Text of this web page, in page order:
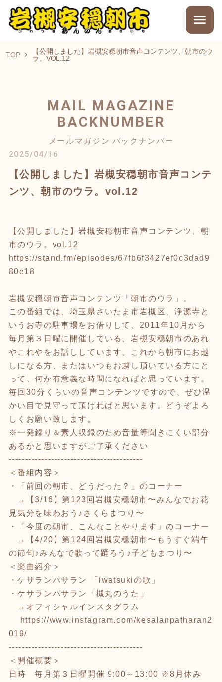
TOP
【公開しました】岩槻安穏朝市音声コンテンツ、朝市のウ
ラ。VOL.12
MAIL MAGAZINE
BACKNUMBER
メールマガジン バックナンバー
2025/04/16
【公開しました】岩槻安穏朝市音声コンテ
ンツ、朝市のウラ。vol.12
【公開しました】岩槻安穏朝市音声コンテンツ、朝
市のウラ。vol.12
https://stand.fm/episodes/67fb6f3427ef0c3dad9
80e18
岩槻安穏朝市音声コンテンツ「朝市のウラ」。
この番組では、埼玉県さいたま市岩槻区、浄源寺と
いうお寺の駐車場をお借りして、2011年10月から
毎月第３日曜に開催している、岩槻安穏朝市のあれ
やこれやをお話ししています。これから朝市にお越
しになる方、またはいつもお越し頂いている方にと
って、何か有意義な時間になればと思っています。
毎回30分くらいの音声コンテンツですので、ぜひ温
かい目で見守って頂ければと思います。どうぞよろ
しくお願い致します。
※一発録り＆素人収録のため音量等聞きにくい部分
あるかと思いますがご了承ください
-----------------------------------------
＜番組内容＞
・「前回の朝市、どうだった？」のコーナー
→【3/16】第123回岩槻安穏朝市〜みんなでお花
見気分を味わおう♪さくらまつり〜
・「今度の朝市、こんなことやります」のコーナー
→【4/20】第124回岩槻安穏朝市〜もうすぐ端午
の節句♪みんなで歌って踊ろう♪子どもまつり〜
＜楽曲紹介＞
・ケサランパサラン 「iwatsukiの歌」
・ケサランパサラン「槻丸のうた」
→オフィシャルインスタグラム
https://www.instagram.com/kesalanpatharan2
019/
-----------------------------------------
＜開催概要＞
日時 毎月第３日曜開催 9:00～13:00 ※8月休み